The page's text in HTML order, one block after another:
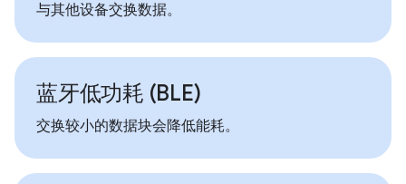
与其他设备交换数据。
蓝牙低功耗 (BLE)
交换较小的数据块会降低能耗。